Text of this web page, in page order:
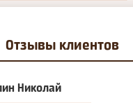
Отзывы клиентов
Николай